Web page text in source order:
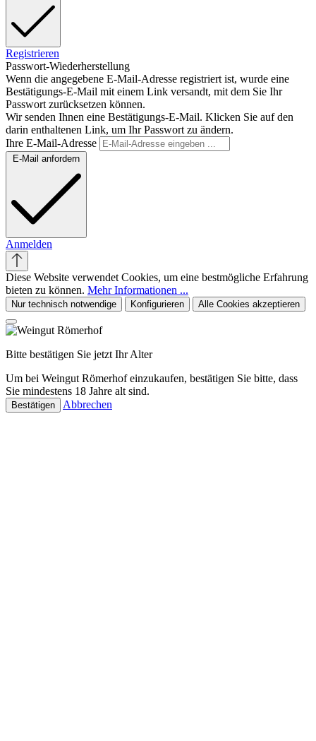
Registrieren
Passwort-Wiederherstellung
Wenn die angegebene E-Mail-Adresse registriert ist, wurde eine
Bestätigungs-E-Mail mit einem Link versandt, mit dem Sie Ihr
Passwort zurücksetzen können.
Wir senden Ihnen eine Bestätigungs-E-Mail. Klicken Sie auf den
darin enthaltenen Link, um Ihr Passwort zu ändern.
Ihre E-Mail-Adresse
E-Mail anfordern
Anmelden
Diese Website verwendet Cookies, um eine bestmögliche Erfahrung
bieten zu können. Mehr Informationen ...
Nur technisch notwendige Konfigurieren Alle Cookies akzeptieren
Bitte bestätigen Sie jetzt Ihr Alter
Um bei Weingut Römerhof einzukaufen, bestätigen Sie bitte, dass
Sie mindestens 18 Jahre alt sind.
Bestätigen Abbrechen